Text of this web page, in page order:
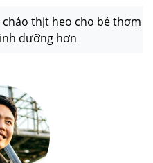
thịt heo cho bé thơm
dưỡng hơn